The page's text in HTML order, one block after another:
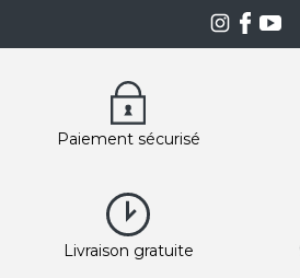
Paiement sécurisé
Livraison gratuite